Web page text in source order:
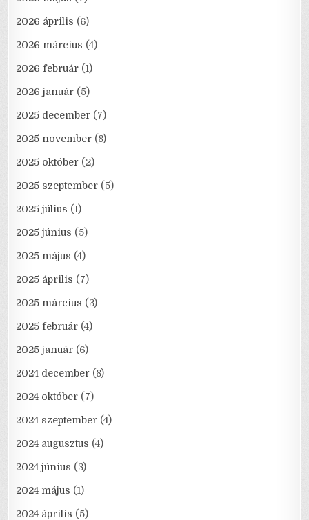
2026 április (6)
2026 március (4)
2026 február (1)
2026 január (5)
2025 december (7)
2025 november (8)
2025 október (2)
2025 szeptember (5)
2025 július (1)
2025 június (5)
2025 május (4)
2025 április (7)
2025 március (3)
2025 február (4)
2025 január (6)
2024 december (8)
2024 október (7)
2024 szeptember (4)
2024 augusztus (4)
2024 június (3)
2024 május (1)
2024 április (5)